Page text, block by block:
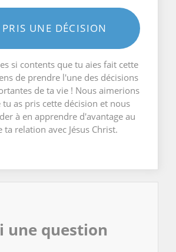
UNE DÉCISION
si contents que tu aies fait cette
de prendre l'une des décisions
de ta vie ! Nous aimerions
tu as pris cette décision et nous
à en apprendre d'avantage au
ta relation avec Jésus Christ.
une question